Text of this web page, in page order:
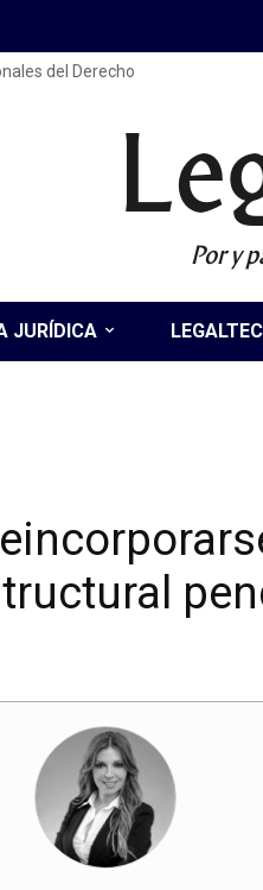
del Derecho
Por y
JURÍDICA